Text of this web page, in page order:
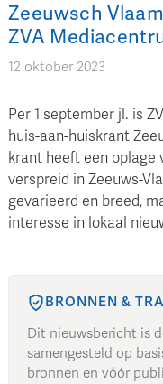
Zeeuwsch
ZVA
12 oktober 2023
Per 1 september jl. is
huis-aan-huiskrant
krant heeft een oplage
verspreid in Zeeuws-
gevarieerd en breed,
interesse in lokaal
BRONNEN &
Dit nieuwsbericht is
samengesteld op
bronnen en vóór